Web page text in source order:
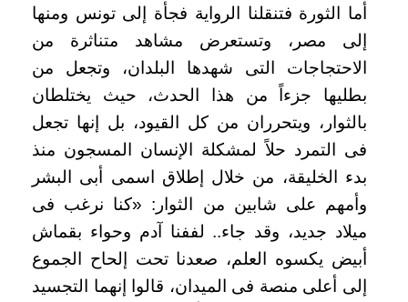
أما الثورة فتنقلنا الرواية فجأة إلى تونس ومنها
إلى مصر، وتستعرض مشاهد متناثرة من
الاحتجاجات التى شهدها البلدان، وتجعل من
بطليها جزءاً من هذا الحدث، حيث يختلطان
بالثوار، ويتحرران من كل القيود، بل إنها تجعل
فى التمرد حلاً لمشكلة الإنسان المسجون منذ
بدء الخليقة، من خلال إطلاق اسمى أبى البشر
وأمهم على شابين من الثوار: «كنا نرغب فى
ميلاد جديد، وقد جاء.. لففنا آدم وحواء بقماش
أبيض يكسوه العلم، صعدنا تحت إلحاح الجموع
إلى أعلى منصة فى الميدان، قالوا إنهما التجسيد